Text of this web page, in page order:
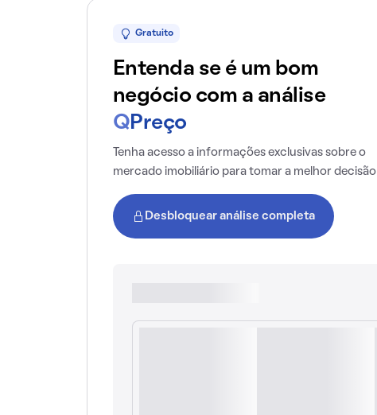
Gratuito
Entenda se é um bom
negócio com a análise
Q Preço
Tenha acesso a informações exclusivas sobre o
mercado imobiliário para tomar a melhor decisão
Desbloquear análise completa